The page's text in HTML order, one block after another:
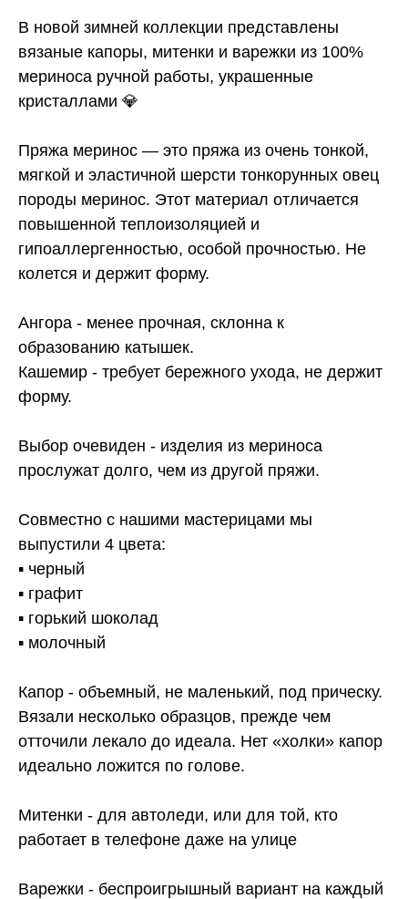
В новой зимней коллекции представлены
вязаные капоры, митенки и варежки из 100%
мериноса ручной работы, украшенные
кристаллами 💎
Пряжа меринос — это пряжа из очень тонкой,
мягкой и эластичной шерсти тонкорунных овец
породы меринос. Этот материал отличается
повышенной теплоизоляцией и
гипоаллергенностью, особой прочностью. Не
колется и держит форму.
Ангора - менее прочная, склонна к
образованию катышек.
Кашемир - требует бережного ухода, не держит
форму.
Выбор очевиден - изделия из мериноса
прослужат долго, чем из другой пряжи.
Совместно с нашими мастерицами мы
выпустили 4 цвета:
▪️ черный
▪️ графит
▪️ горький шоколад
▪️ молочный
Капор - объемный, не маленький, под прическу.
Вязали несколько образцов, прежде чем
отточили лекало до идеала. Нет «холки» капор
идеально ложится по голове.
Митенки - для автоледи, или для той, кто
работает в телефоне даже на улице
Варежки - беспроигрышный вариант на каждый